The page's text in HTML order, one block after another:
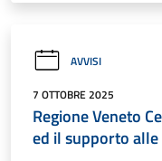
AVVISI
7 OTTOBRE 2025
Regione Veneto
ed il supporto